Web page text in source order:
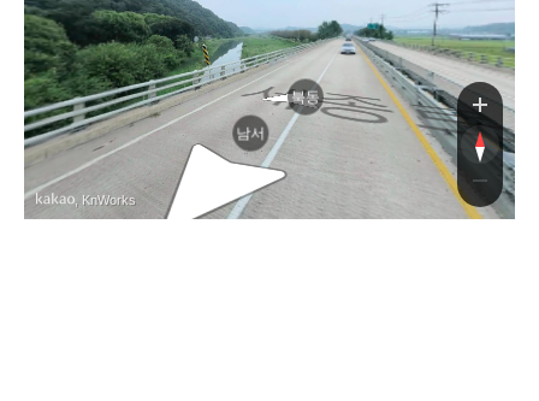
세종
남서
북동
, KnWorks